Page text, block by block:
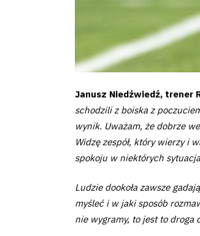
Business
Privacy
Regulations
Janusz Niedźwiedź, trener
schodzili z boiska z
wynik. Uważam, że dobrze
Widzę zespół, który wierzy i
spokoju w niektórych
Ludzie dookoła zawsze
myśleć i w jaki sposób
nie wygramy, to jest to droga